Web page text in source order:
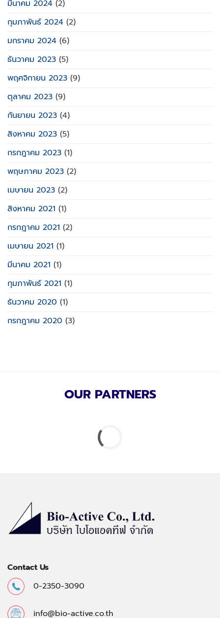
มีนาคม 2024 (2)
กุมภาพันธ์ 2024 (2)
มกราคม 2024 (6)
ธันวาคม 2023 (5)
พฤศจิกายน 2023 (9)
ตุลาคม 2023 (9)
กันยายน 2023 (4)
สิงหาคม 2023 (5)
กรกฎาคม 2023 (1)
พฤษภาคม 2023 (2)
เมษายน 2023 (2)
สิงหาคม 2021 (1)
กรกฎาคม 2021 (2)
เมษายน 2021 (1)
มีนาคม 2021 (1)
กุมภาพันธ์ 2021 (1)
ธันวาคม 2020 (1)
กรกฎาคม 2020 (3)
OUR PARTNERS
Contact Us
0-2350-3090
info@bio-active.co.th